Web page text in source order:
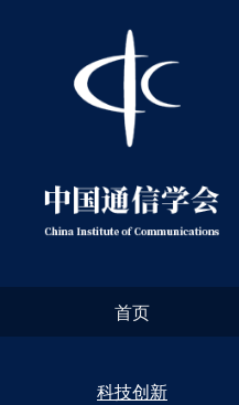
首页
科技创新